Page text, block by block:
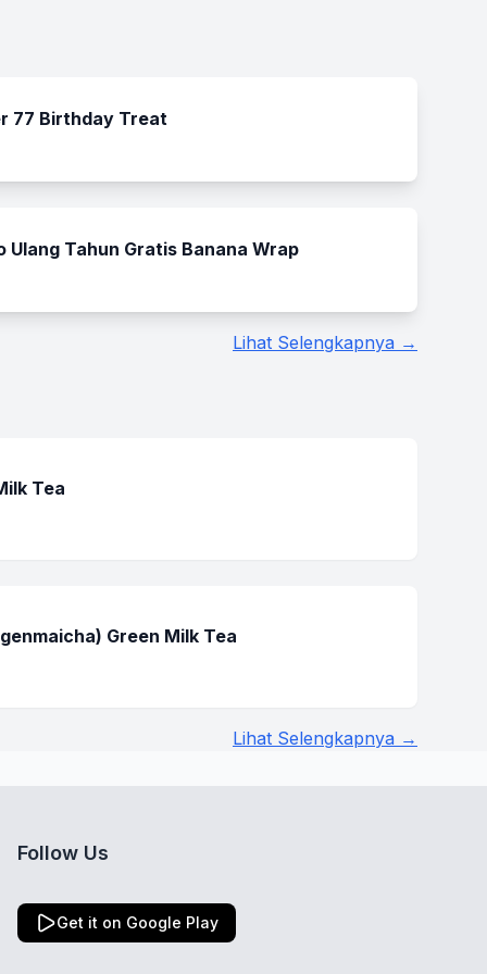
77 Birthday Treat
Ulang Tahun Gratis Banana Wrap
Lihat Selengkapnya →
Tea
Green Milk Tea
Lihat Selengkapnya →
Follow Us
Get it on Google Play